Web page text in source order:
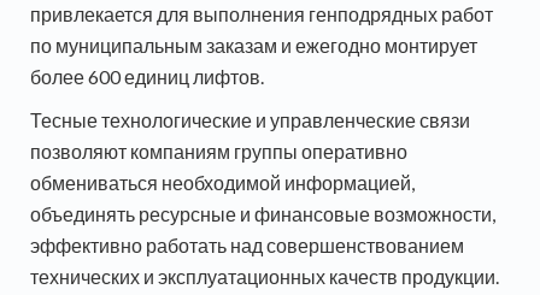
привлекается для выполнения генподрядных работ
по муниципальным заказам и ежегодно монтирует
более 600 единиц лифтов.
Тесные технологические и управленческие связи
позволяют компаниям группы оперативно
обмениваться необходимой информацией,
объединять ресурсные и финансовые возможности,
эффективно работать над совершенствованием
технических и эксплуатационных качеств продукции.